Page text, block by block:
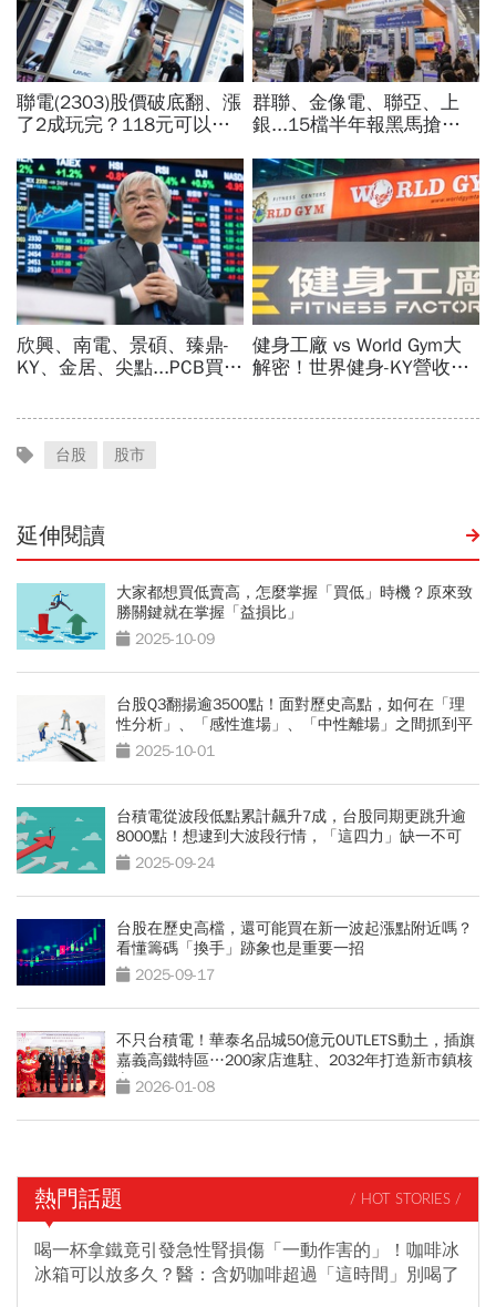
台股 股市
延伸閱讀
大家都想買低賣高，怎麼掌握「買低」時機？原來致
勝關鍵就在掌握「益損比」
2025-10-09
台股Q3翻揚逾3500點！面對歷史高點，如何在「理
性分析」、「感性進場」、「中性離場」之間抓到平
衡？2025-10-01
台積電從波段低點累計飆升7成，台股同期更跳升逾
8000點！想逮到大波段行情，「這四力」缺一不可
2025-09-24
台股在歷史高檔，還可能買在新一波起漲點附近嗎？
看懂籌碼「換手」跡象也是重要一招
2025-09-17
不只台積電！華泰名品城50億元OUTLETS動土，插旗
嘉義高鐵特區…200家店進駐、2032年打造新市鎮核
心 2026-01-08
熱門話題 / HOT STORIES /
喝一杯拿鐵竟引發急性腎損傷「一動作害的」！咖啡冰
冰箱可以放多久？醫：含奶咖啡超過「這時間」別喝了